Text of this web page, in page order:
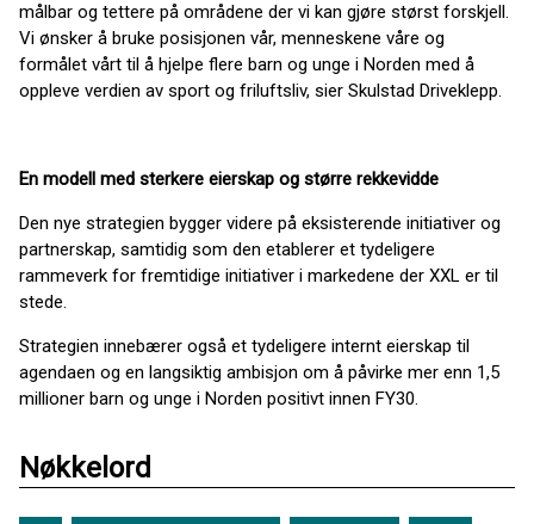
målbar og tettere på områdene der vi kan gjøre størst forskjell.
Vi ønsker å bruke posisjonen vår, menneskene våre og
formålet vårt til å hjelpe flere barn og unge i Norden med å
oppleve verdien av sport og friluftsliv, sier Skulstad Driveklepp.
En modell med sterkere eierskap og større rekkevidde
Den nye strategien bygger videre på eksisterende initiativer og
partnerskap, samtidig som den etablerer et tydeligere
rammeverk for fremtidige initiativer i markedene der XXL er til
stede.
Strategien innebærer også et tydeligere internt eierskap til
agendaen og en langsiktig ambisjon om å påvirke mer enn 1,5
millioner barn og unge i Norden positivt innen FY30.
Nøkkelord